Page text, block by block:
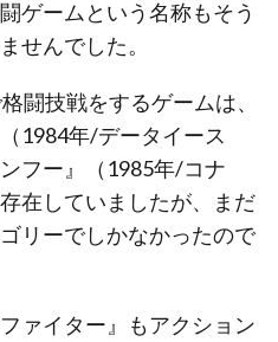
ゲームという名称もそう
せんでした。
闘技戦をするゲームは、
1984年/データイース
フー』（1985年/コナ
在していましたが、まだ
リーでしかなかったので
ァイター』もアクション